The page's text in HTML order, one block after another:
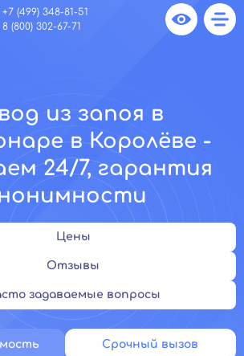
+7 (499) 348-81-51
8 (800) 302-67-71
из запоя в
в Королёве -
24/7, гарантия
Цены
Отзывы
задаваемые вопросы
Срочный вызов